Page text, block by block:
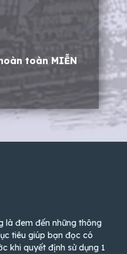
toàn MIỄN
là đem đến những thông
tiêu giúp bạn đọc có
khi quyết định sử dụng 1